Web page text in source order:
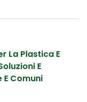
La Plastica E
E
E Comuni